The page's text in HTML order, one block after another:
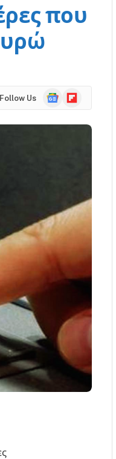
που
Follow Us
GoogleFlipboard